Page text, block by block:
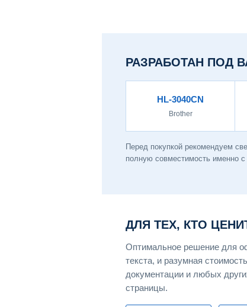
РАЗРАБОТАН ПОД
HL-3040CN
Brother
Перед покупкой рекомендуем
полную совместимость именно с
ДЛЯ ТЕХ, КТО
Оптимальное решение для
текста, и разумная
документации и любых
страницы.